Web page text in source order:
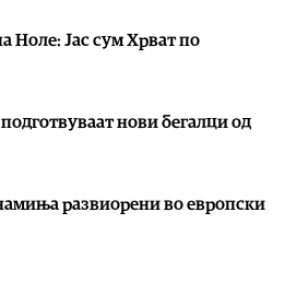
Ноле: Јас сум Хрват по
подготвуваат нови бегалци од
развиорени во европски